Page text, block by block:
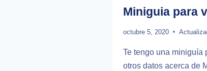
Miniguia para
octubre 5, 2020
Te tengo una miniguía
otros datos acerca de